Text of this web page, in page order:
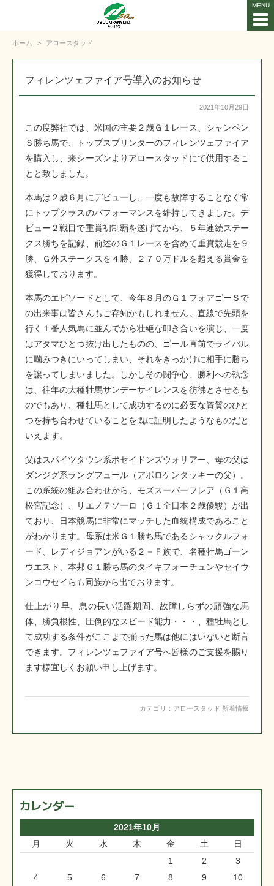
ホーム アロースタッド
フィレンツェファイア号導入のお知らせ
2021年10月29日
この度弊社では、米国の主要２歳Ｇ１レース、シャンペン
Ｓ勝ち馬で、トップスプリンターのフィレンツェファイア
を購入し、来シーズンよりアロースタッドにて供用するこ
とと致しました。
本馬は２歳６月にデビューし、一度も故障することなく常
にトップクラスのパフォーマンスを維持してきました。デ
ビュー２戦目で重賞初制覇を遂げてから、５年連続ステー
クス勝ちを記録、前述のＧ１レースを含めて重賞競走を９
勝、Ｇ外ステークスを４勝、２７０万ドルを超える賞金を
獲得しております。
本馬のエピソードとして、今年８月のＧ１フォアゴーＳで
の出来事は皆さんもご存知かもしれません。直線で先頭を
行く１番人気馬に並んでから壮絶な叩き合いを演じ、一度
はアタマひとつ抜け出したものの、ゴール直前でライバル
に噛みつきにいってしまい、それをきっかけに相手に勝ち
を譲ってしまいました。しかしその闘争心、勝利への執念
は、往年の大種牡馬サンデーサイレンスを彷彿とさせるも
のでもあり、種牡馬として成功するのに必要な資質のひと
つを持ち合わせていることを既に証明したようなものだと
いえます。
父はスパイツタウン系ポセイドンズウォリアー、母の父は
ダンジグ系ラングフュール（アポロケンタッキーの父）。
この系統の組み合わせから、モズスーパーフレア（Ｇ１高
松宮記念）、リエノテソーロ（Ｇ１全日本２歳優駿）が出
ており、日本競馬に非常にマッチした血統構成であること
がわかります。母系は米Ｇ１勝ち馬であるシャックルフォ
ード、レディジョアンがいる２－Ｆ族で、名種牡馬ゴーン
ウエスト、本邦Ｇ１勝ち馬のタイキフォーチュンやセイウ
ンコウセイらも同族から出ております。
仕上がり早、息の長い活躍期間、故障しらずの頑強な馬
体、勝負根性、圧倒的なスピード能力・・・、種牡馬とし
て成功する条件がここまで揃った馬は他にはいないと断言
できます。フィレンツェファイア号へ皆様のご支援を賜り
ます様宜しくお願い申し上げます。
カテゴリ： アロースタッド 新着情報
カレンダー
2021年10月
月
火 水 木 金 土 日
1 2
3
4
5 6 7 8 9
10